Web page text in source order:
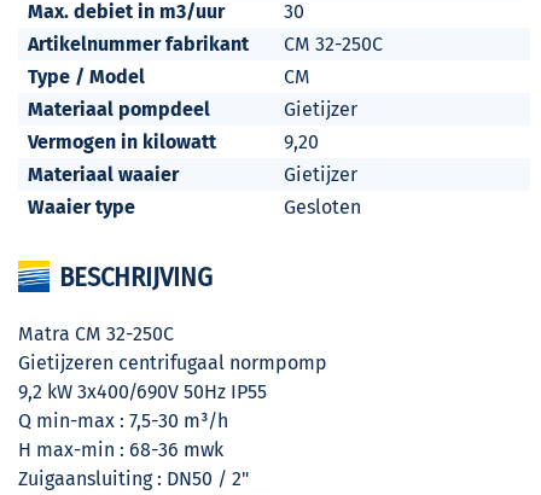
Max. debiet in m3/uur
30
Artikelnummer fabrikant
CM 32-250C
Type / Model
CM
Materiaal pompdeel
Gietijzer
Vermogen in kilowatt
9,20
Materiaal waaier
Gietijzer
Waaier type
Gesloten
BESCHRIJVING
Matra CM 32-250C
Gietijzeren centrifugaal normpomp
9,2 kW 3x400/690V 50Hz IP55
Q min-max : 7,5-30 m³/h
H max-min : 68-36 mwk
Zuigaansluiting : DN50 / 2"